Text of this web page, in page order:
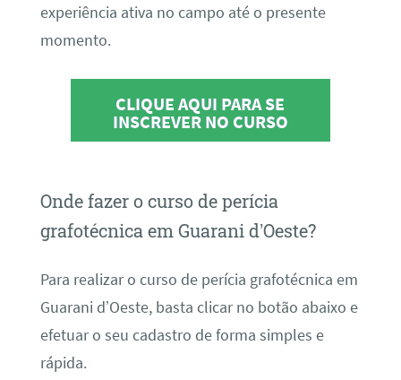
experiência ativa no campo até o presente
momento.
CLIQUE AQUI PARA SE
INSCREVER NO CURSO
Onde fazer o curso de perícia
grafotécnica em Guarani d’Oeste?
Para realizar o curso de perícia grafotécnica em
Guarani d’Oeste, basta clicar no botão abaixo e
efetuar o seu cadastro de forma simples e
rápida.